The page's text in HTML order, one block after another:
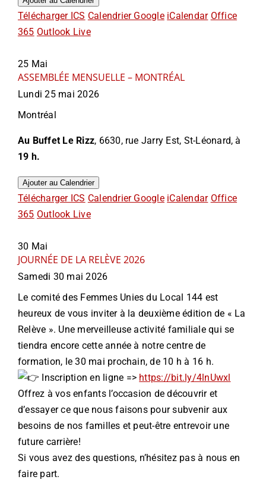
Télécharger ICS Calendrier Google iCalendar Office
365 Outlook Live
25 Mai
ASSEMBLÉE MENSUELLE – MONTRÉAL
Lundi 25 mai 2026
Montréal
Au Buffet Le Rizz, 6630, rue Jarry Est, St-Léonard, à
19 h.
Ajouter au Calendrier
Télécharger ICS Calendrier Google iCalendar Office
365 Outlook Live
30 Mai
JOURNÉE DE LA RELÈVE 2026
Samedi 30 mai 2026
Le comité des Femmes Unies du Local 144 est
heureux de vous inviter à la deuxième édition de « La
Relève ». Une merveilleuse activité familiale qui se
tiendra encore cette année à notre centre de
formation, le 30 mai prochain, de 10 h à 16 h.
Inscription en ligne => https://bit.ly/4lnUwxl
Offrez à vos enfants l’occasion de découvrir et
d’essayer ce que nous faisons pour subvenir aux
besoins de nos familles et peut-être entrevoir une
future carrière!
Si vous avez des questions, n’hésitez pas à nous en
faire part.